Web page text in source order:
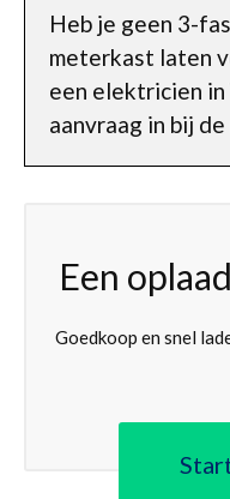
Heb je geen 3-
meterkast laten
een elektricien
aanvraag in bij
Een
Goedkoop en snel